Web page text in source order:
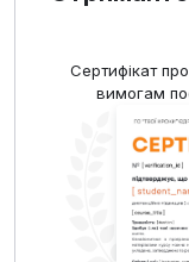
Сертифікат про
вимогам